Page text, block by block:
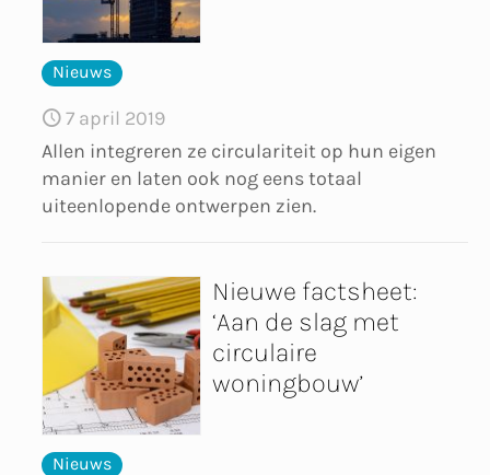
Nieuws
7 april 2019
Allen integreren ze circulariteit op hun eigen
manier en laten ook nog eens totaal
uiteenlopende ontwerpen zien.
Nieuws
Nieuwe factsheet:
‘Aan de slag met
circulaire
woningbouw’